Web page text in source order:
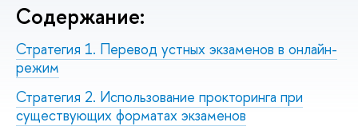
Cодержание:
Стратегия 1. Перевод устных экзаменов в онлайн-
режим
Стратегия 2. Использование прокторинга при
существующих форматах экзаменов